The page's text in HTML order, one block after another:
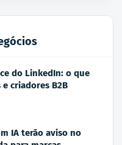
do LinkedIn: o que
criadores B2B
IA terão aviso no